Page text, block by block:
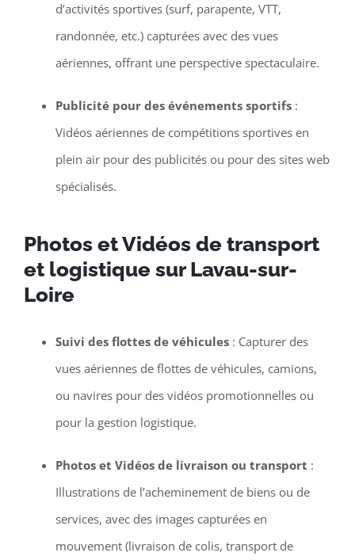
d’activités sportives (surf, parapente, VTT,
randonnée, etc.) capturées avec des vues
aériennes, offrant une perspective spectaculaire.
Publicité pour des événements sportifs:
Vidéos aériennes de compétitions sportives en
plein air pour des publicités ou pour des sites web
spécialisés.
Photos et Vidéos de transport
et logistique sur Lavau-sur-
Loire
Suivi des flottes de véhicules: Capturer des
vues aériennes de flottes de véhicules, camions,
ou navires pour des vidéos promotionnelles ou
pour la gestion logistique.
Photos et Vidéos de livraison ou transport :
Illustrations de l’acheminement de biens ou de
services, avec des images capturées en
mouvement (livraison de colis, transport de